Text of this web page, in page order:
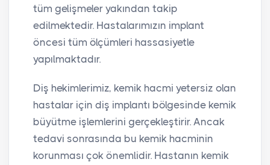
tüm gelişmeler yakından takip
edilmektedir. Hastalarımızın implant
öncesi tüm ölçümleri hassasiyetle
yapılmaktadır.
Diş hekimlerimiz, kemik hacmi yetersiz olan
hastalar için diş implantı bölgesinde kemik
büyütme işlemlerini gerçekleştirir. Ancak
tedavi sonrasında bu kemik hacminin
korunması çok önemlidir. Hastanın kemik